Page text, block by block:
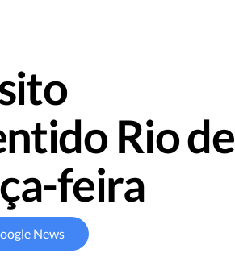
Rio de
feira
News